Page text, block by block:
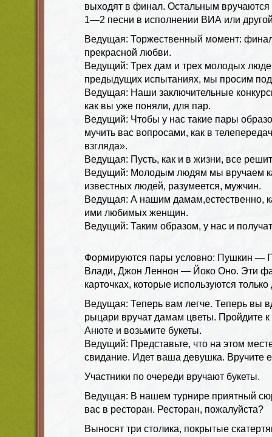
выходят в финал. Остальным
1—2 песни в исполнении ВИА или
Ведущая: Торжественный момент: финал
прекрасной любви.
Ведущий: Трех дам и трех молодых
предыдущих испытаниях, мы просим
Ведущая: Наши заключительные
как вы уже поняли, для пар.
Ведущий: Чтобы у нас такие пары
мучить вас вопросами, как в
взгляда».
Ведущая: Пусть, как и в жизни, все
Ведущий: Молодым людям мы вручаем
известных людей, разумеется, мужчин.
Ведущая: А нашим дамам,естественно,
ими любимых женщин.
Ведущий: Таким образом, у нас и
Формируются пары условно: Пушкин —
Влади, Джон Леннон — Йоко Оно. Эти
карточках, которые используются
Ведущая: Теперь вам легче. Теперь вы
рыцари вручат дамам цветы. Пройдите
Анюте и возьмите букеты.
Ведущий: Представьте, что на этом
свидание. Идет ваша девушка. Вручите
Участники по очереди вручают букеты.
Ведущая: В нашем турнире приятный
вас в ресторан. Ресторан, пожалуйста?
Выносят три столика, покрытые